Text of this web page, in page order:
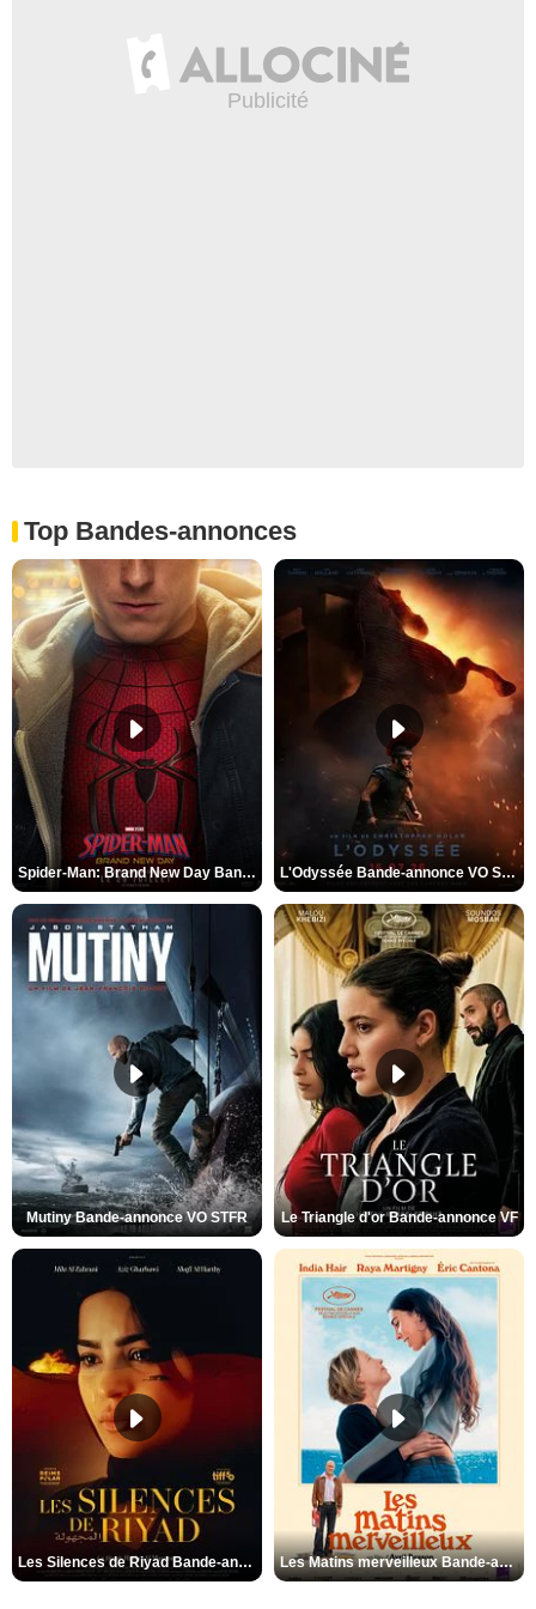
Top Bandes-annonces
Spider-Man: Brand New Day Bande-annonce VO STFR L'Odyssée Bande-annonce VO STFR
Mutiny Bande-annonce VO STFR Le Triangle d'or Bande-annonce VF
Les Silences de Riyad Bande-annonce VO STFR Les Matins merveilleux Bande-annonce VF